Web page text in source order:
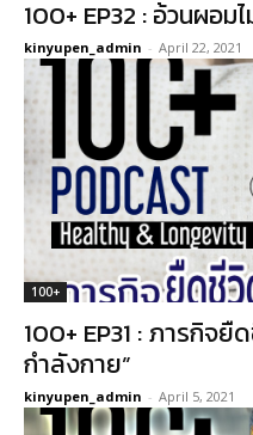
100+ EP32 : อ้วนผอ
kinyupen_admin - April 22, 2021
100+
100+ EP31 : ภารกิจ
กำลังกาย”
kinyupen_admin - April 5, 2021